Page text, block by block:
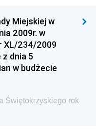
i
Morskiej i
Miejskiej w
2009r. w
XL/234/2009
z dnia 5
w budżecie
Świętokrzyskiego rok